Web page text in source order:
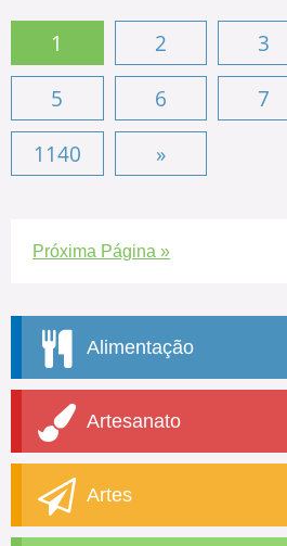
1 2 3
5
6 7
1140
»
Próxima Página »
Alimentação
Artesanato
Artes